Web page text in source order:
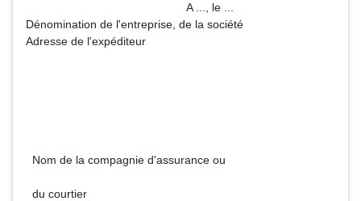
A ..., le ...
Dénomination de l'entreprise, de la société
Adresse de l'expéditeur
Nom de la compagnie d'assurance ou
du courtier